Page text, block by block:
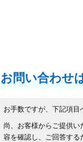
お問い合わせ
お手数ですが、下記項目
尚、お客様からご提供
容を確認し、ご回答する